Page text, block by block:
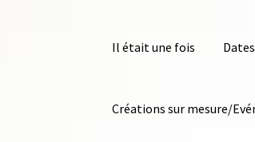
Il était une fois
Créations sur mesure/